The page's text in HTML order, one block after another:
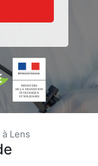
Lens